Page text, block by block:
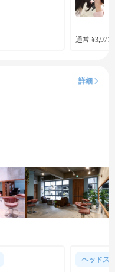
通常 ¥3,971/
詳細
ヘッドス